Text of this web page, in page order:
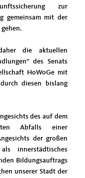
zur
gemeinsam mit der
die aktuellen
des Senats
HoWoGe mit
diesen bislang
des auf dem
Abfalls einer
der großen
innerstädtisches
Bildungsauftrags
unserer Stadt der